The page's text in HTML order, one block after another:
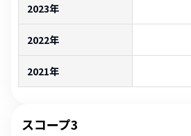
2023年
2022年
2021年
スコープ3